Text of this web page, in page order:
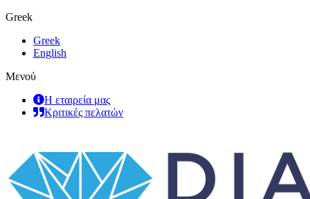
Greek
Greek
English
Μενού
Η εταιρεία μας
Κριτικές πελατών